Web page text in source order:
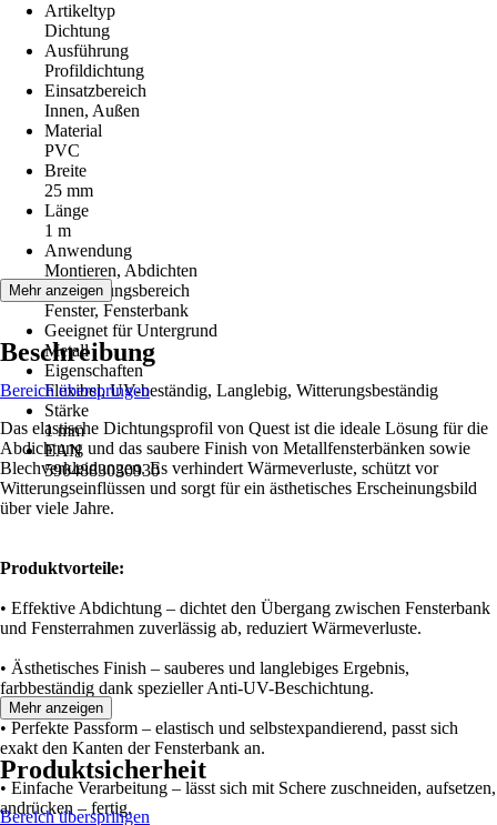
Artikeltyp
Dichtung
Ausführung
Profildichtung
Einsatzbereich
Innen, Außen
Material
PVC
Breite
25 mm
Länge
1 m
Anwendung
Montieren, Abdichten
Anwendungsbereich
Fenster, Fensterbank
Geeignet für Untergrund
Metall
Eigenschaften
Flexibel, UV-beständig, Langlebig, Witterungsbeständig
Stärke
1 mm
EAN
5904883030930
Mehr anzeigen
Beschreibung
Bereich überspringen
Das elastische Dichtungsprofil von Quest ist die ideale Lösung für die
Abdichtung und das saubere Finish von Metallfensterbänken sowie
Blechverkleidungen. Es verhindert Wärmeverluste, schützt vor
Witterungseinflüssen und sorgt für ein ästhetisches Erscheinungsbild
über viele Jahre.
Produktvorteile:
• Effektive Abdichtung – dichtet den Übergang zwischen Fensterbank
und Fensterrahmen zuverlässig ab, reduziert Wärmeverluste.
• Ästhetisches Finish – sauberes und langlebiges Ergebnis,
farbbeständig dank spezieller Anti-UV-Beschichtung.
• Perfekte Passform – elastisch und selbstexpandierend, passt sich
exakt den Kanten der Fensterbank an.
• Einfache Verarbeitung – lässt sich mit Schere zuschneiden, aufsetzen,
andrücken – fertig.
Mehr anzeigen
Produktsicherheit
Bereich überspringen